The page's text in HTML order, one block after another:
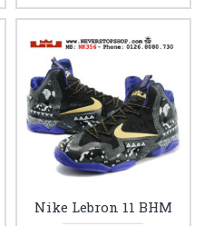
Nike Lebron 11 BHM